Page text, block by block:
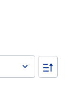
Par